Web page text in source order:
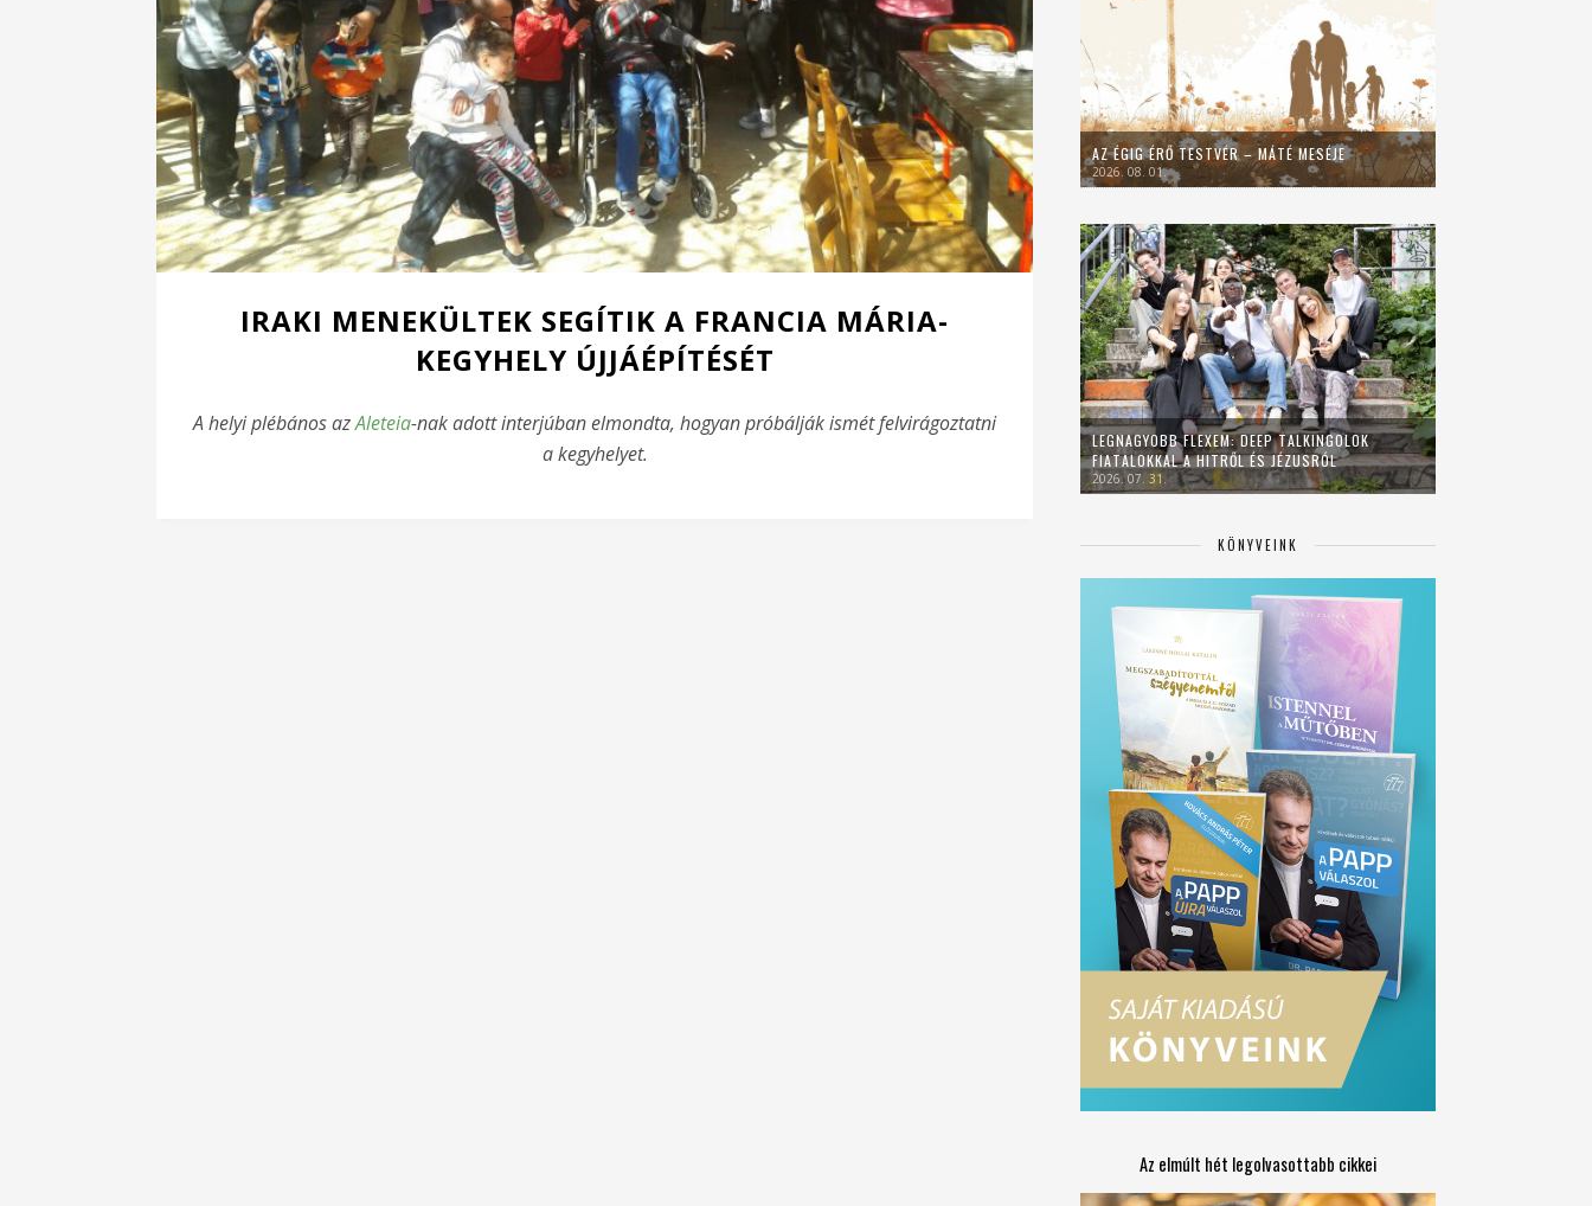
IRAKI MENEKÜLTEK SEGÍTIK A FRANCIA MÁRIA-
KEGYHELY ÚJJÁÉPÍTÉSÉT
A helyi plébános azAleteia-nak adott interjúban elmondta, hogyan próbálják ismét felvirágoztatni
a kegyhelyet.
AZ ÉGIG ÉRŐ TESTVÉR – MÁTÉ MESÉJE
2026. 08. 01.
LEGNAGYOBB FLEXEM: DEEP TALKINGOLOK
FIATALOKKAL A HITRŐL ÉS JÉZUSRÓL
2026. 07. 31.
KÖNYVEINK
Az elmúlt hét legolvasottabb cikkei